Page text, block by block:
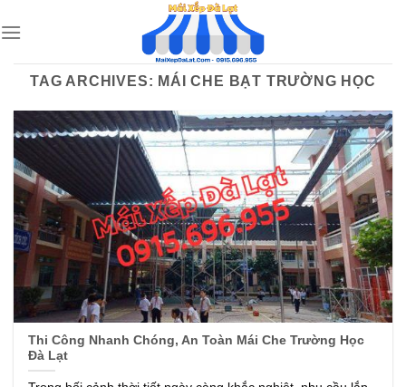
to
TAG ARCHIVES: MÁI CHE BẠT TRƯỜNG HỌC
Thi Công Nhanh Chóng, An Toàn Mái Che Trường Học
Đà Lạt